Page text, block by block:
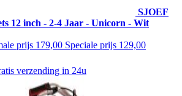
SJOEF
12 inch - 2-4 Jaar - Unicorn - Wit
prijs 179,00 Speciale prijs 129,00
verzending in 24u